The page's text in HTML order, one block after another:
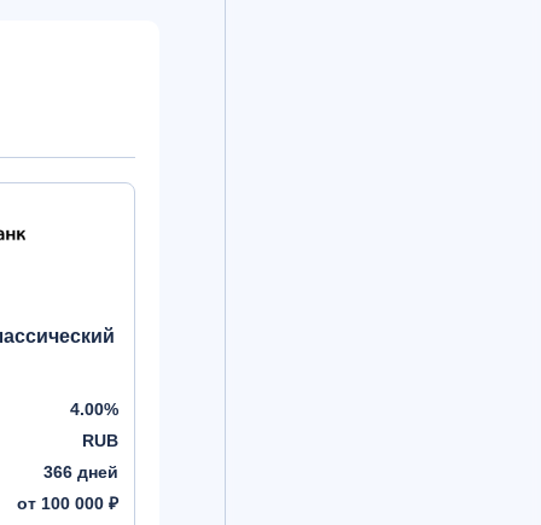
4.00%
RUB
366 дней
от 100 000 ₽